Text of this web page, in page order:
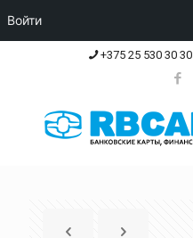
+375 25 530 30 30
Войти